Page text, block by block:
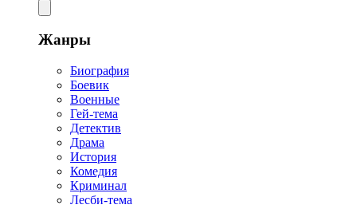
Жанры
Биография
Боевик
Военные
Гей-тема
Детектив
Драма
История
Комедия
Криминал
Лесби-тема